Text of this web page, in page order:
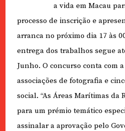
a vida em Macau
processo de inscrição e
arranca no próximo dia 17 às
entrega dos trabalhos segue
Junho. O concurso conta com
associações de fotografia e
social. “As Áreas Marítimas da
para um prémio temático
assinalar a aprovação pelo